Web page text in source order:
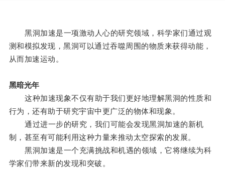
黑洞加速是一项激动人心的研究领域，科学家们通过观
测和模拟发现，黑洞可以通过吞噬周围的物质来获得动能，
从而加速运动。
黑暗光年
这种加速现象不仅有助于我们更好地理解黑洞的性质和
行为，还有助于研究宇宙中更广泛的物体和现象。
通过进一步的研究，我们可能会发现黑洞加速的新机
制，甚至有可能利用这种力量来推动太空探索的发展。
黑洞加速是一个充满挑战和机遇的领域，它将继续为科
学家们带来新的发现和突破。